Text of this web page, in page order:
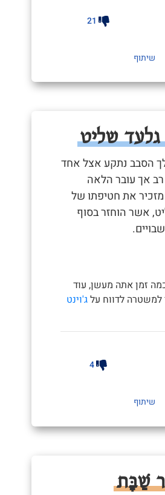
21
שיתוף
גלעד שליט
הסבב נתקע אצל אחד
אך עובר הלאה
את חטיפתו של
אשר הוחזר בסוף
זמן אתה מעשן, עוד
למשטרה לדווח עלג'וינט
4
שיתוף
שַׁבָּת